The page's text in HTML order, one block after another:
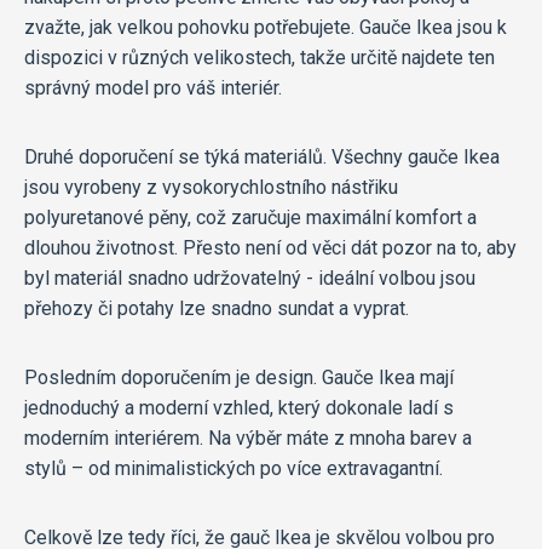
zvažte, jak velkou pohovku potřebujete. Gauče Ikea jsou k
dispozici v různých velikostech, takže určitě najdete ten
správný model pro váš interiér.
Druhé doporučení se týká materiálů. Všechny gauče Ikea
jsou vyrobeny z vysokorychlostního nástřiku
polyuretanové pěny, což zaručuje maximální komfort a
dlouhou životnost. Přesto není od věci dát pozor na to, aby
byl materiál snadno udržovatelný - ideální volbou jsou
přehozy či potahy lze snadno sundat a vyprat.
Posledním doporučením je design. Gauče Ikea mají
jednoduchý a moderní vzhled, který dokonale ladí s
moderním interiérem. Na výběr máte z mnoha barev a
stylů – od minimalistických po více extravagantní.
Celkově lze tedy říci, že gauč Ikea je skvělou volbou pro